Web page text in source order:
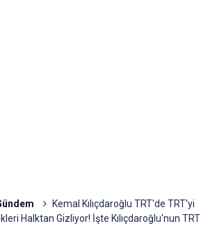
Kemal Kılıçdaroğlu TRT'de TRT'yi
Halktan Gizliyor! İşte Kılıçdaroğlu'nun TRT